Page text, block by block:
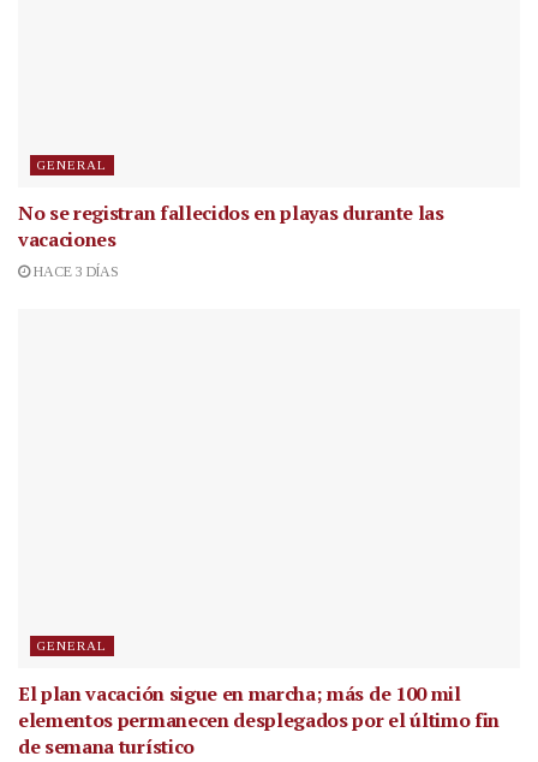
GENERAL
No se registran fallecidos en playas durante las
vacaciones
HACE 3 DÍAS
GENERAL
El plan vacación sigue en marcha; más de 100 mil
elementos permanecen desplegados por el último fin
de semana turístico